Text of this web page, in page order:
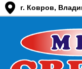
г. Ковров,